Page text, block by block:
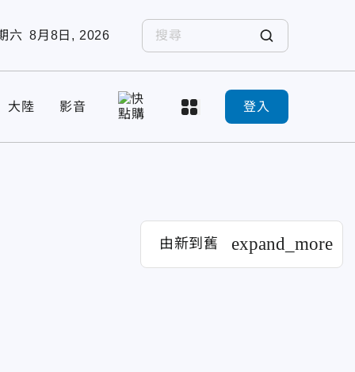
六 8月8日, 2026
大陸 影音 登入
由新到舊 expand_more